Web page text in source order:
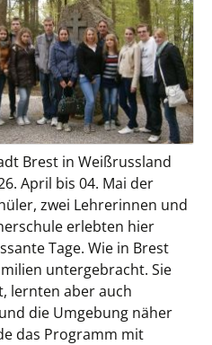
Brest in Weißrussland
April bis 04. Mai der
zwei Lehrerinnen und
erlebten hier
Tage. Wie in Brest
untergebracht. Sie
lernten aber auch
die Umgebung näher
das Programm mit